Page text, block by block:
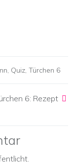
, Quiz, Türchen 6
6: Rezept